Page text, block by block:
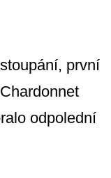
první
odpolední